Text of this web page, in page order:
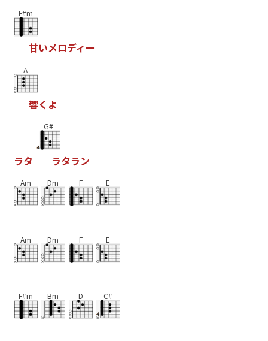
F#m
甘いメロディー
A
響く よ
ラタ
G#
ラタラン
Am Dm F E
Am Dm F E
F#m Bm D C#